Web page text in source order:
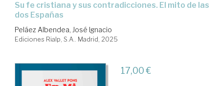
Su fe cristiana y sus contradicciones. El mito de las
dos Españas
Peláez Albendea, José Ignacio
Ediciones Rialp, S.A.. Madrid, 2025
17,00 €